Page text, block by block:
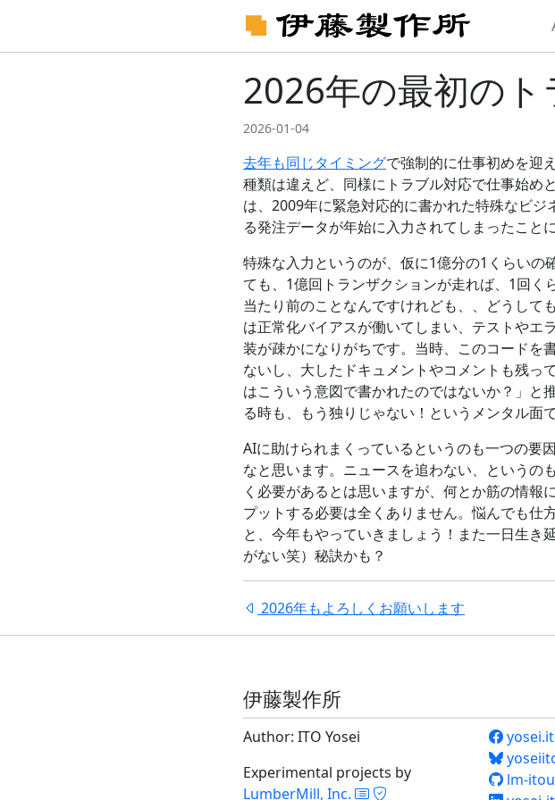
2026年の最初のト
2026-01-04
去年も同じタイミングで強制的に仕事初めを迎
種類は違えど、同様にトラブル対応で仕事始め
は、2009年に緊急対応的に書かれた特殊なビジ
る発注データが年始に入力されてしまったこと
特殊な入力というのが、仮に1億分の1くらいの
ても、1億回トランザクションが走れば、1回く
当たり前のことなんですけれども、、どうして
は正常化バイアスが働いてしまい、テストやエ
装が疎かになりがちです。当時、このコードを
ないし、大したドキュメントやコメントも残
はこういう意図で書かれたのではないか？」と
る時も、もう独りじゃない！というメンタル面
AIに助けられまくっているというのも一つの要
なと思います。ニュースを追わない、というの
く必要があるとは思いますが、何とか筋の情
プットする必要は全くありません。悩んでも仕
と、今年もやっていきましょう！また一日生き
がない笑）秘訣かも？
2026年もよろしくお願いします
伊藤製作所
Author: ITO Yosei
Experimental projects by
LumberMill, Inc.
lm-itou